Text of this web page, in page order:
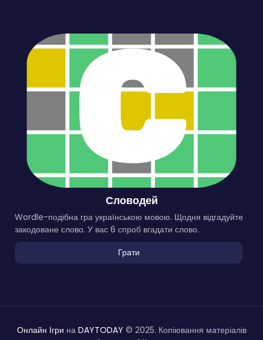
Словодей
Wordle-подібна гра українською мовою. Щодня відгадуйте
закодоване слово. У вас 6 спроб вгадати слово.
Грати
Онлайн Ігри на DAYTODAY © 2025. Копіювання матеріалів